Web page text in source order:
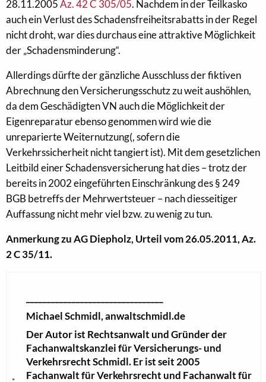
28.11.2005Az. 42 C 305/05. Nachdem in der Teilkasko
auch ein Verlust des Schadensfreiheitsrabatts in der Regel
nicht droht, war dies durchaus eine attraktive Möglichkeit
der „Schadensminderung“.
Allerdings dürfte der gänzliche Ausschluss der fiktiven
Abrechnung den Versicherungsschutz zu weit aushöhlen,
da dem Geschädigten VN auch die Möglichkeit der
Eigenreparatur ebenso genommen wird wie die
unreparierte Weiternutzung(, sofern die
Verkehrssicherheit nicht tangiert ist). Mit dem gesetzlichen
Leitbild einer Schadensversicherung hat dies – trotz der
bereits in 2002 eingeführten Einschränkung des § 249
BGB betreffs der Mehrwertsteuer – nach diesseitiger
Auffassung nicht mehr viel bzw. zu wenig zu tun.
Anmerkung zu AG Diepholz, Urteil vom 26.05.2011, Az.
2 C 35/11.
Michael Schmidl, anwaltschmidl.de
Der Autor ist Rechtsanwalt und Gründer der
Fachanwaltskanzlei für Versicherungs- und
Verkehrsrecht Schmidl. Er ist seit 2005
Fachanwalt für Verkehrsrecht und Fachanwalt für